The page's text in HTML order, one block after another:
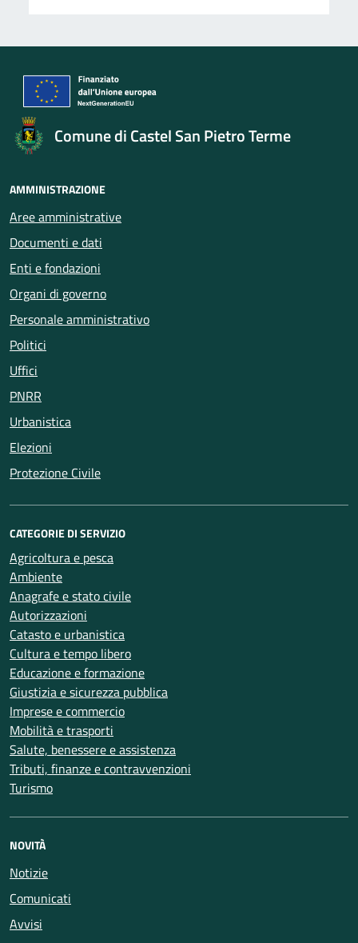
Comune di Castel San Pietro Terme
AMMINISTRAZIONE
Aree amministrative
Documenti e dati
Enti e fondazioni
Organi di governo
Personale amministrativo
Politici
Uffici
PNRR
Urbanistica
Elezioni
Protezione Civile
CATEGORIE DI SERVIZIO
Agricoltura e pesca
Ambiente
Anagrafe e stato civile
Autorizzazioni
Catasto e urbanistica
Cultura e tempo libero
Educazione e formazione
Giustizia e sicurezza pubblica
Imprese e commercio
Mobilità e trasporti
Salute, benessere e assistenza
Tributi, finanze e contravvenzioni
Turismo
NOVITÀ
Notizie
Comunicati
Avvisi